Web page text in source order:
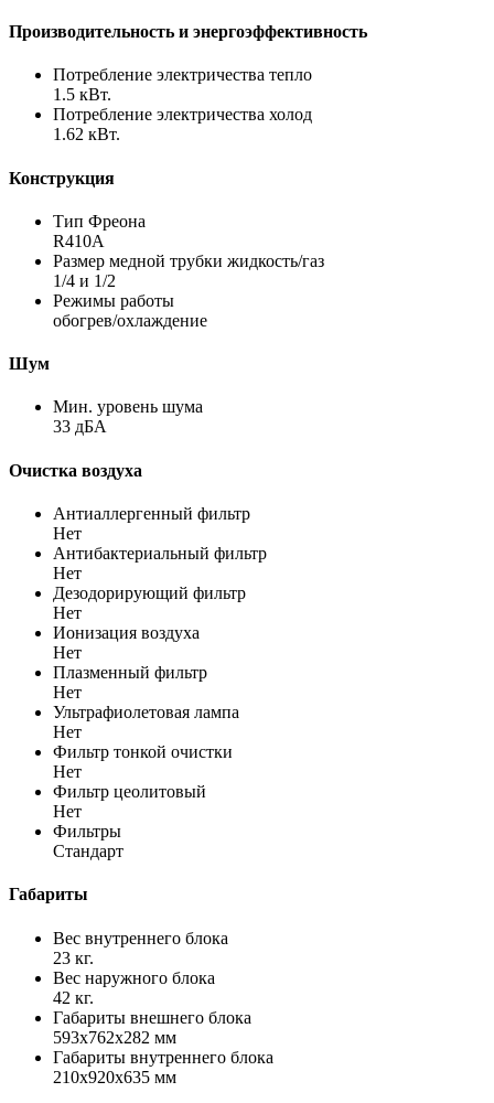
Производительность и энергоэффективность
Потребление электричества тепло
1.5 кВт.
Потребление электричества холод
1.62 кВт.
Конструкция
Тип Фреона
R410A
Размер медной трубки жидкость/газ
1/4 и 1/2
Режимы работы
обогрев/охлаждение
Шум
Мин. уровень шума
33 дБА
Очистка воздуха
Антиаллергенный фильтр
Нет
Антибактериальный фильтр
Нет
Дезодорирующий фильтр
Нет
Ионизация воздуха
Нет
Плазменный фильтр
Нет
Ультрафиолетовая лампа
Нет
Фильтр тонкой очистки
Нет
Фильтр цеолитовый
Нет
Фильтры
Стандарт
Габариты
Вес внутреннего блока
23 кг.
Вес наружного блока
42 кг.
Габариты внешнего блока
593x762x282 мм
Габариты внутреннего блока
210x920x635 мм